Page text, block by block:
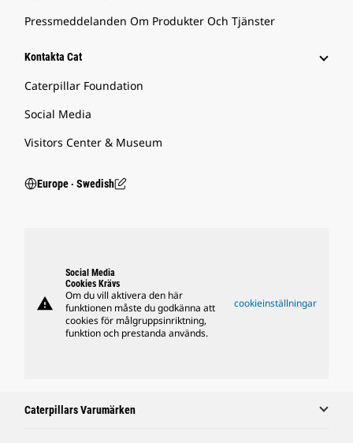
Pressmeddelanden Om Produkter Och Tjänster
Kontakta Cat
Caterpillar Foundation
Social Media
Visitors Center & Museum
Europe ‧ Swedish
warning
Social Media
Cookies Krävs
Om du vill aktivera den här
funktionen måste du godkänna att
cookies för målgruppsinriktning,
funktion och prestanda används.
cookieinställningar
Caterpillars Varumärken